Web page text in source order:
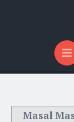
Masal